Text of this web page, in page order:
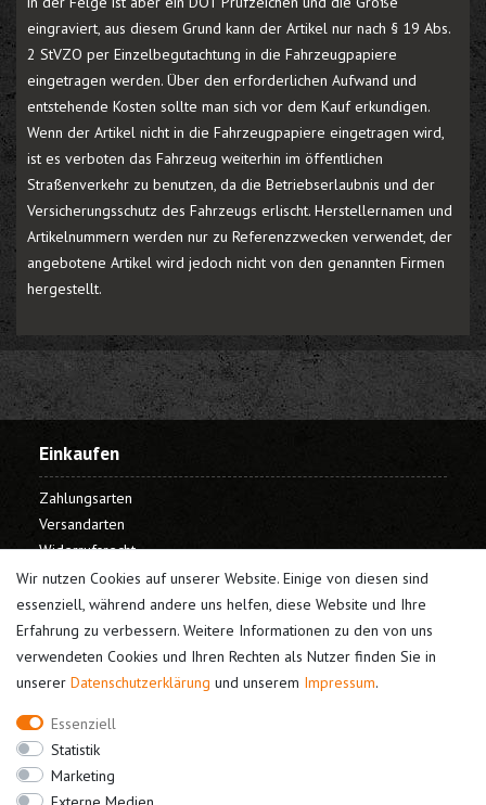
eingraviert, aus diesem Grund kann der Artikel nur nach § 19 Abs.
2 StVZO per Einzelbegutachtung in die Fahrzeugpapiere
eingetragen werden. Über den erforderlichen Aufwand und
entstehende Kosten sollte man sich vor dem Kauf erkundigen.
Wenn der Artikel nicht in die Fahrzeugpapiere eingetragen wird,
ist es verboten das Fahrzeug weiterhin im öffentlichen
Straßenverkehr zu benutzen, da die Betriebserlaubnis und der
Versicherungsschutz des Fahrzeugs erlischt. Herstellernamen und
Artikelnummern werden nur zu Referenzzwecken verwendet, der
angebotene Artikel wird jedoch nicht von den genannten Firmen
hergestellt.
Wir nutzen Cookies auf unserer Website. Einige von diesen sind
essenziell, während andere uns helfen, diese Website und Ihre
Erfahrung zu verbessern. Weitere Informationen zu den von uns
verwendeten Cookies und Ihren Rechten als Nutzer finden Sie in
unserer Daten­schutz­erklärung und unserem Impressum.
Essenziell
Statistik
Marketing
Einkaufen
Zahlungsarten
Versandarten
Widerrufsrecht
Warenkorb
Kasse
Mein Konto
Registrieren
Login
Unternehmen
Kontakt